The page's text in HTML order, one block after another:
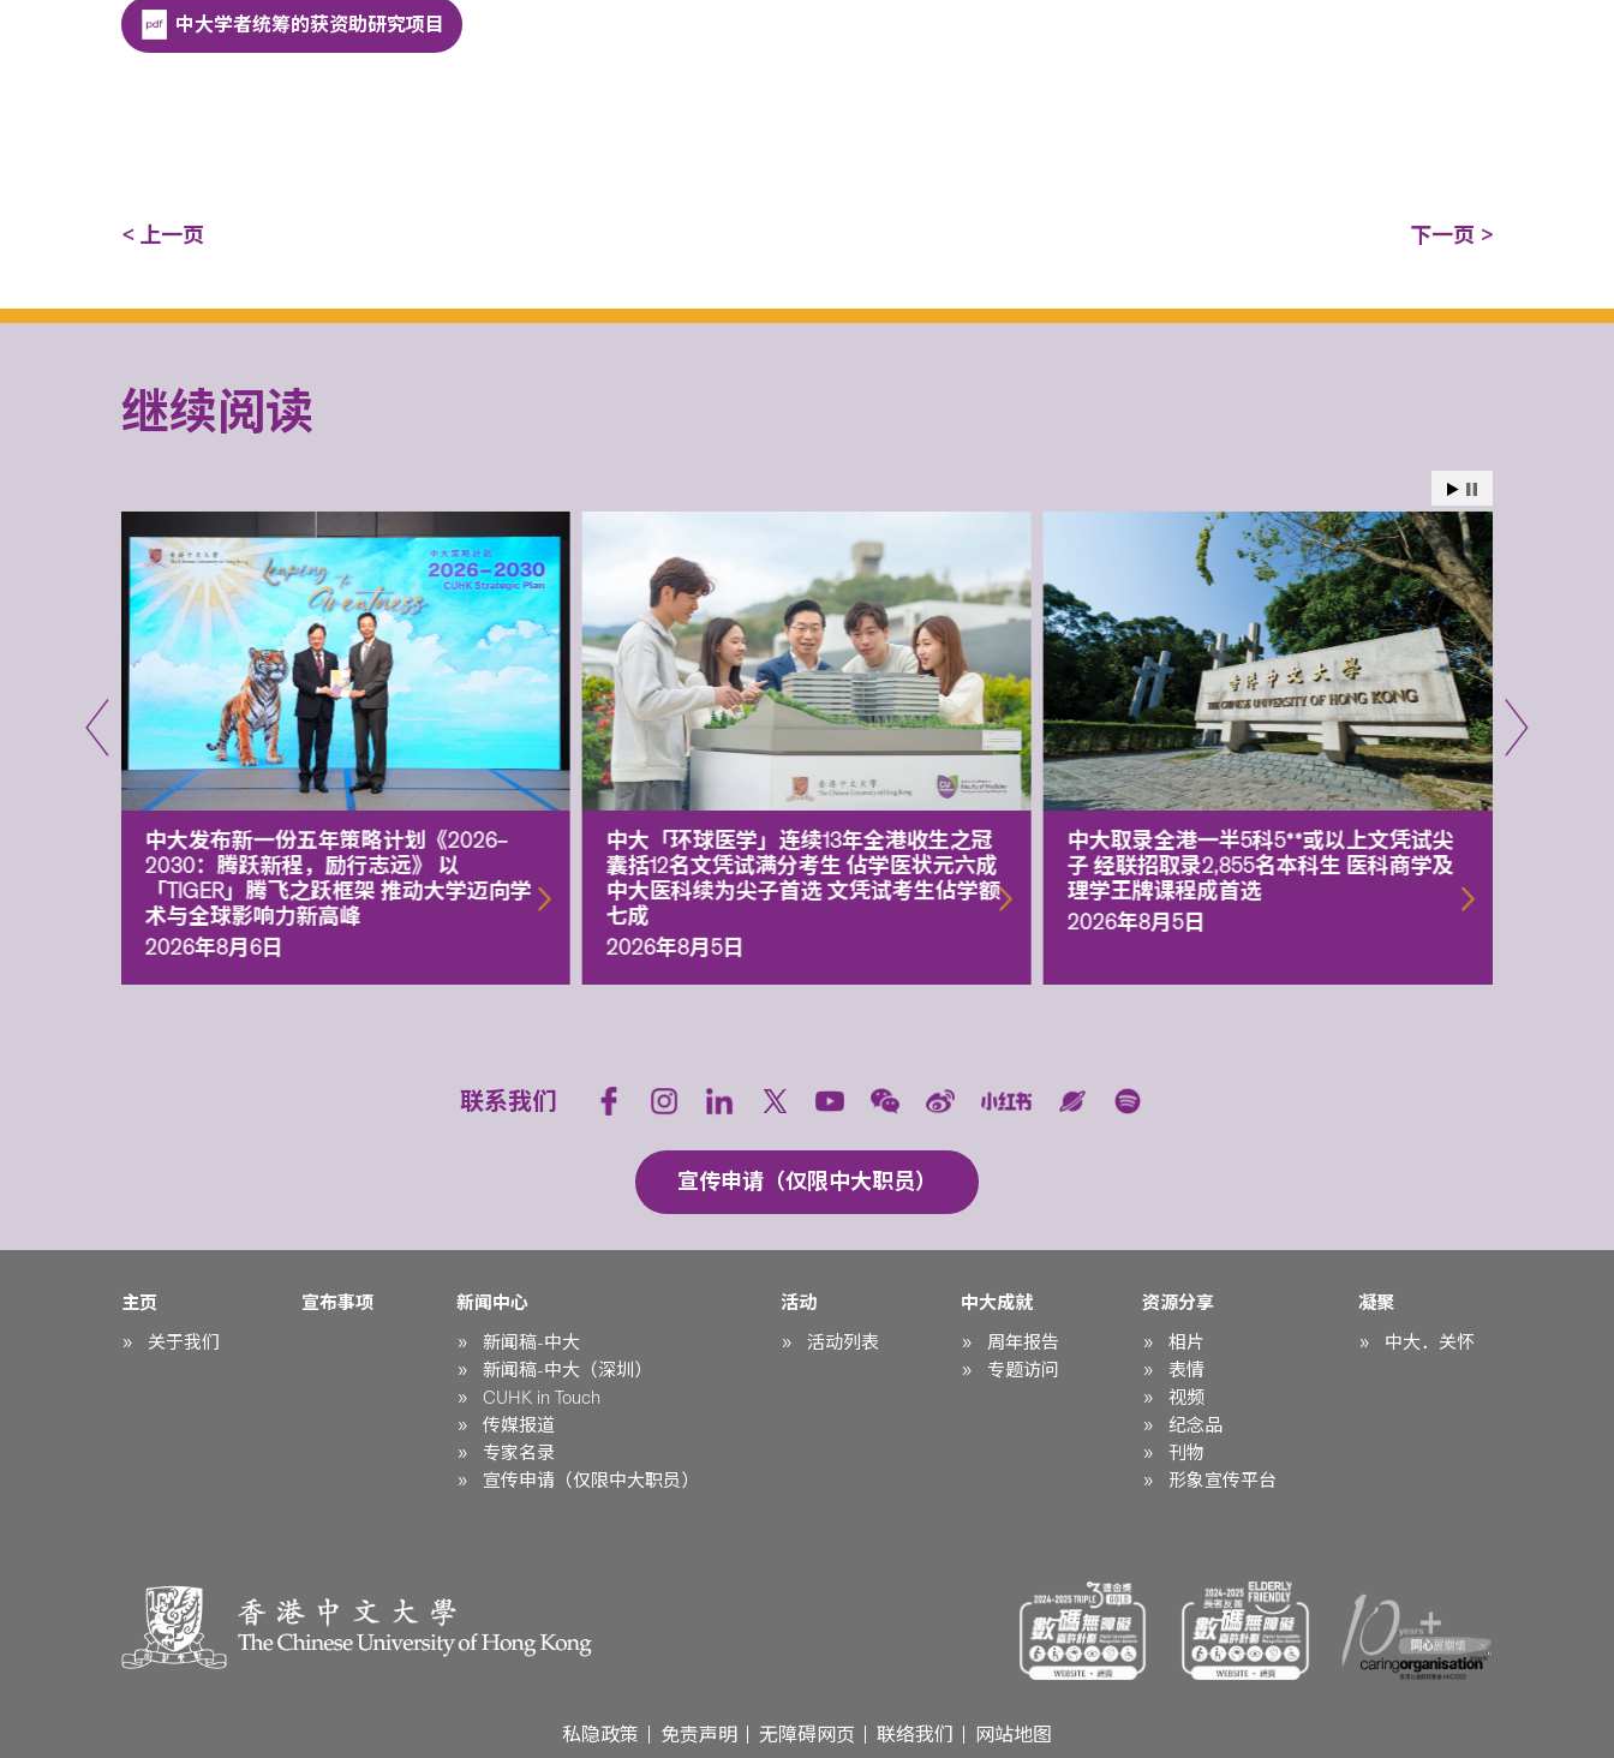
中大学者统筹的获资助研究项目
< 上一页 下一页 >
继续阅读
中大发布新一份五年策略计划《2026‒
2030：腾跃新程，励行志远》 以
「TIGER」腾飞之跃框架 推动大学迈向学
术与全球影响力新高峰
2026年8月6日
中大「环球医学」连续13年全港收生之冠
囊括12名文凭试满分考生 佔学医状元六成
中大医科续为尖子首选 文凭试考生佔学额
七成
2026年8月5日
中大取录全港一半5科5**或以上文凭试尖
子 经联招取录2,855名本科生 医科商学及
理学王牌课程成首选
2026年8月5日
联系我们
宣传申请（仅限中大职员）
主页
关于我们
宣布事项
新闻中心
新闻稿-中大
新闻稿-中大（深圳）
CUHK in Touch
传媒报道
专家名录
宣传申请（仅限中大职员）
活动
活动列表
中大成就
周年报告
专题访问
资源分享
相片
表情
视频
纪念品
刊物
形象宣传平台
凝聚
中大．关怀
私隐政策 免责声明 无障碍网页 联络我们
网站地图